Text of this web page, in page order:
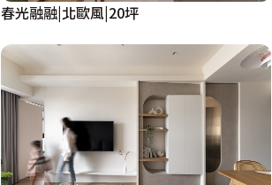
春光融融|北歐風|20坪